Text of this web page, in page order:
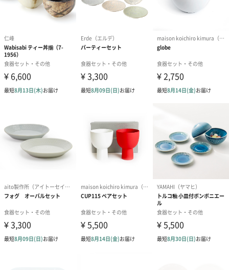
他の食器とも相性のよいカラー
とが特徴。今回、鍋からさらに料理を取り分けるセラミックアイ
テムを開発しました。ストウブの鍋と合わせてもテーブルコーデ
ィネートできるのはもちろん、他の食器とも相性の良いカラーが
特徴です。
使い勝手のよいサイズのボウル
10cmはサラダやスープ、おつまみ入れに、12cmは朝食のシリア
ルボウルなどにお使いいただけます。主張しすぎないカラーで、
今お使いいただいている食器との相性も気にすることなくギフト
として贈ることができます。
「Staub（ストウブ）」